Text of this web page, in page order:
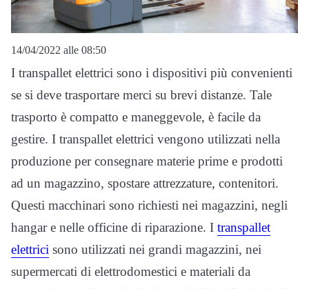
14/04/2022 alle 08:50
I transpallet elettrici sono i dispositivi più convenienti
se si deve trasportare merci su brevi distanze. Tale
trasporto è compatto e maneggevole, è facile da
gestire. I transpallet elettrici vengono utilizzati nella
produzione per consegnare materie prime e prodotti
ad un magazzino, spostare attrezzature, contenitori.
Questi macchinari sono richiesti nei magazzini, negli
hangar e nelle officine di riparazione. I transpallet
elettrici sono utilizzati nei grandi magazzini, nei
supermercati di elettrodomestici e materiali da